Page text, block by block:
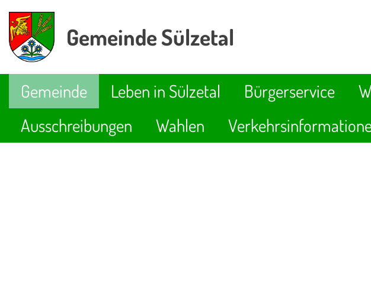
Gemeinde Sülzetal
Gemeinde Leben in Sülzetal Bürgerservice
Ausschreibungen
Wahlen